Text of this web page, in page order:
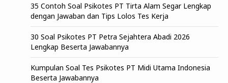
35 Contoh Soal Psikotes PT Tirta Alam Segar Lengkap
dengan Jawaban dan Tips Lolos Tes Kerja
30 Soal Psikotes PT Petra Sejahtera Abadi 2026
Lengkap Beserta Jawabannya
Kumpulan Soal Tes Psikotes PT Midi Utama Indonesia
Beserta Jawabannya